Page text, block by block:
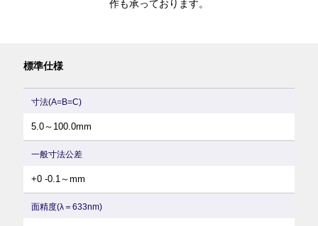
作も承っております。
標準仕様
寸法(A=B=C)
5.0～100.0mm
一般寸法公差
+0 -0.1～mm
面精度(λ＝633nm)